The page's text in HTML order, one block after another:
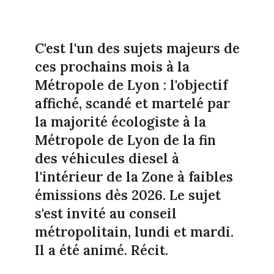
C'est l'un des sujets majeurs de
ces prochains mois à la
Métropole de Lyon : l'objectif
affiché, scandé et martelé par
la majorité écologiste à la
Métropole de Lyon de la fin
des véhicules diesel à
l'intérieur de la Zone à faibles
émissions dès 2026. Le sujet
s'est invité au conseil
métropolitain, lundi et mardi.
Il a été animé. Récit.